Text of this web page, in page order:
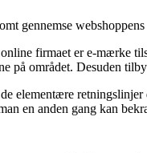
gennemse
firmaet er e-mærke
på området. Desuden
elementære
en anden gang kan